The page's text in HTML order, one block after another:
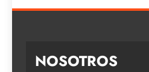
NOSOTROS